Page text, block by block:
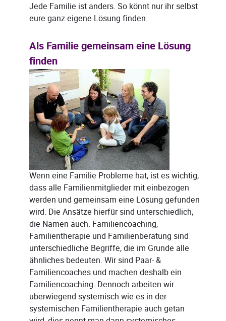
Jede Familie ist anders. So könnt nur ihr selbst
eure ganz eigene Lösung finden.
Als Familie gemeinsam eine Lösung
finden
Wenn eine Familie Probleme hat, ist es wichtig,
dass alle Familienmitglieder mit einbezogen
werden und gemeinsam eine Lösung gefunden
wird. Die Ansätze hierfür sind unterschiedlich,
die Namen auch. Familiencoaching,
Familientherapie und Familienberatung sind
unterschiedliche Begriffe, die im Grunde alle
ähnliches bedeuten. Wir sind Paar- &
Familiencoaches und machen deshalb ein
Familiencoaching. Dennoch arbeiten wir
überwiegend systemisch wie es in der
systemischen Familientherapie auch getan